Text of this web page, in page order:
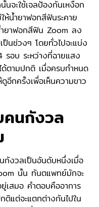
นจะใช้เจลป้องกันเหงือก
ห้น้ำยาฟอกสีฟันระคาย
ำยาฟอกสีฟัน Zoom ลง
ป็นช่วงๆ โดยทั่วไปจะแบ่ง
อบ ระหว่างที่ฉายแสง
ตามปกติ เมื่อครบกำหนด
อีกครั้งเพื่อเห็นความขาว
คนกังวล
กังวลเป็นอันดับหนึ่งเมื่อ
นั้น ทันตแพทย์มักจะ
เสมอ คำตอบคืออาการ
ติแต่จะแตกต่างกันไปใน